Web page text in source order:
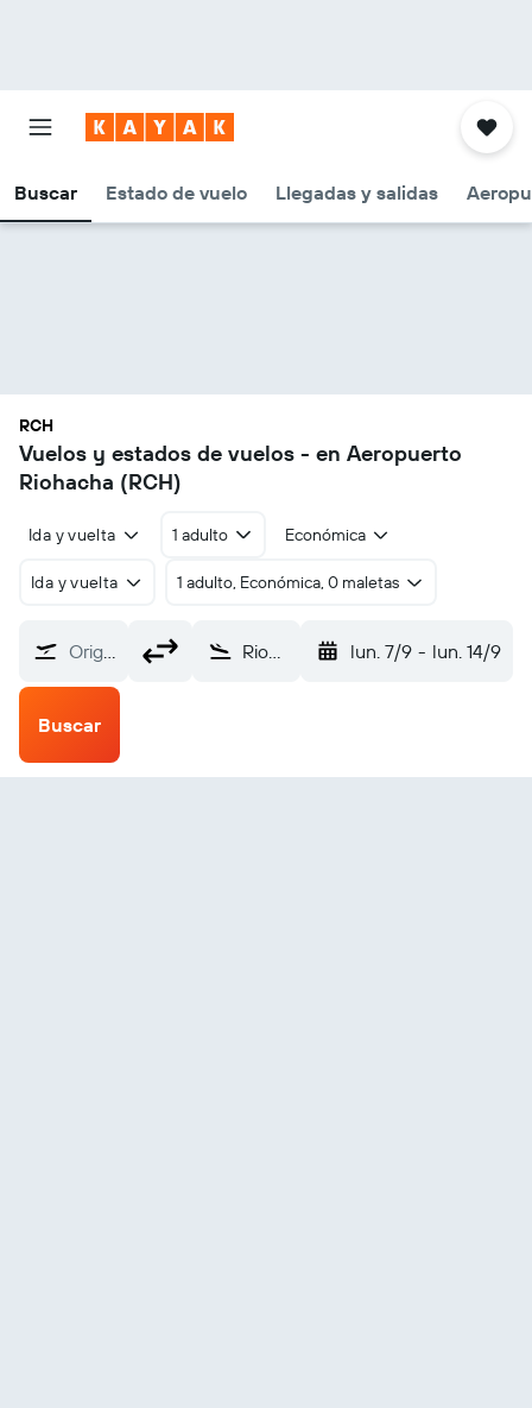
Buscar Estado de vuelo Llegadas y salidas
RCH
Vuelos y estados de vuelos - en Aeropuerto
Riohacha (RCH)
Ida y vuelta 1 adulto Económica
Ida y vuelta 1 adulto, Económica, 0 maletas
Origen Riohacha (RCH) lun. 7/9 - lun. 14/9
Buscar